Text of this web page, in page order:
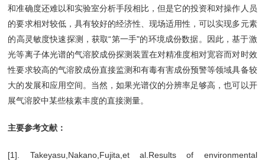
和准确度还难以和实验室分析手段相比，但是它的投资和对操作人员
的要求相对较低，具有较好的经济性、现场适用性，可以实现多元素
的高灵敏度快速探测，获取“第一手"的环境成份数据。因此，基于激
光等离子体光谱的气溶胶成份探测装置在对精准度相对宽容而对时效
性要求较高的气溶胶成份直接监测和有毒有害成份预警等领域具备较
大的发展和应用空间。当然，如果光谱仪的分辨率足够高，也可以开
展气溶胶中某些核素丰度的直接测量。
主要参考文献：
[1]. Takeyasu,Nakano,Fujita,et al.Results of environmental